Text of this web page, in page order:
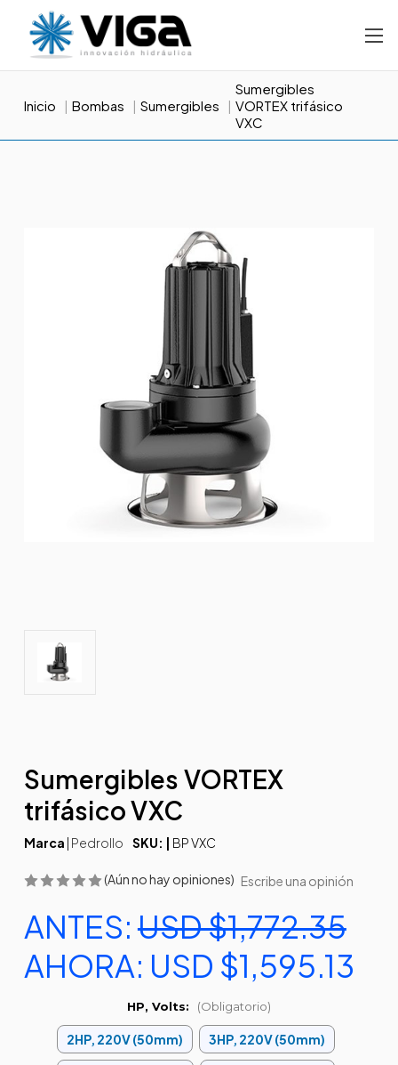
Inicio Bombas Sumergibles
Sumergibles
VORTEX trifásico
VXC
Sumergibles VORTEX
trifásico VXC
Marca | Pedrollo SKU: | BP VXC
(Aún no hay opiniones) Escribe una opinión
ANTES:USD $1,772.35
AHORA: USD $1,595.13
HP, Volts: (Obligatorio)
2HP, 220V (50mm) 3HP, 220V (50mm)